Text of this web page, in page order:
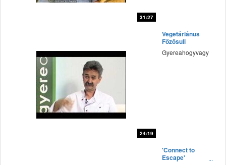
31:27
24:19
Vegetáriánus
Főzősuli
Gyereahogyvagy
'Connect to
Escape'